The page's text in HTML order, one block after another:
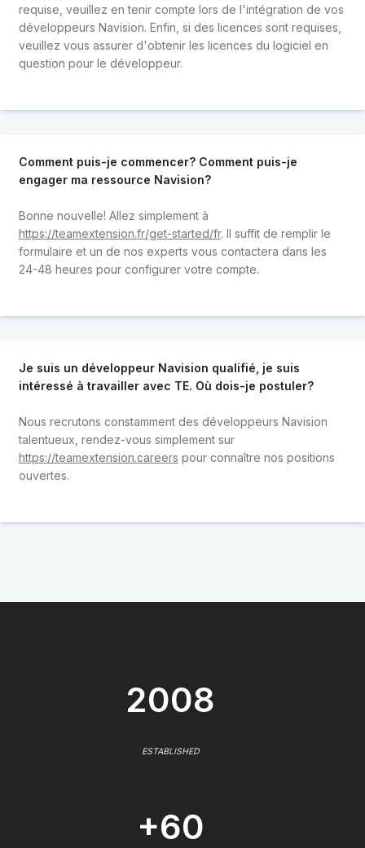
requise, veuillez en tenir compte lors de l'intégration de vos
développeurs Navision. Enfin, si des licences sont requises,
veuillez vous assurer d'obtenir les licences du logiciel en
question pour le développeur.
Comment puis-je commencer? Comment puis-je
engager ma ressource Navision?
Bonne nouvelle! Allez simplement à
https://teamextension.fr/get-started/fr. Il suffit de remplir le
formulaire et un de nos experts vous contactera dans les
24-48 heures pour configurer votre compte.
Je suis un développeur Navision qualifié, je suis
intéressé à travailler avec TE. Où dois-je postuler?
Nous recrutons constamment des développeurs Navision
talentueux, rendez-vous simplement sur
https://teamextension.careers pour connaître nos positions
ouvertes.
2008
ESTABLISHED
+60